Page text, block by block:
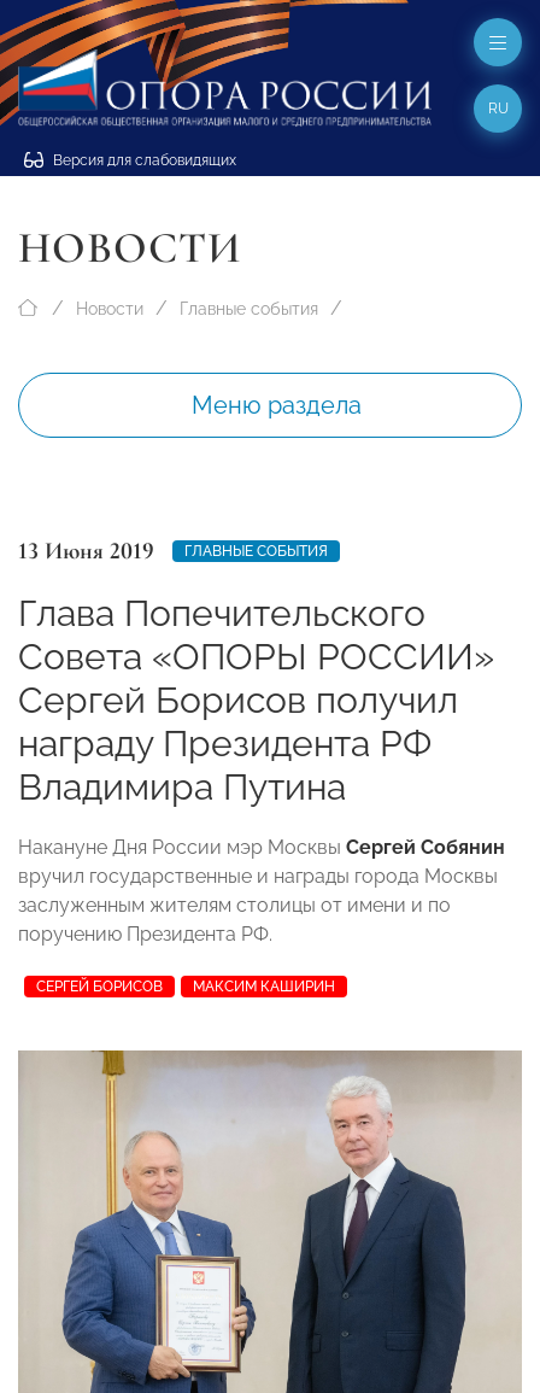
Версия для слабовидящих
RU
НОВОСТИ
Новости Главные события
Меню раздела
13 Июня 2019 ГЛАВНЫЕ СОБЫТИЯ
Глава Попечительского
Совета «ОПОРЫ РОССИИ»
Сергей Борисов получил
награду Президента РФ
Владимира Путина
Накануне Дня России мэр Москвы Сергей Собянин
вручил государственные и награды города Москвы
заслуженным жителям столицы от имени и по
поручению Президента РФ.
СЕРГЕЙ БОРИСОВ МАКСИМ КАШИРИН